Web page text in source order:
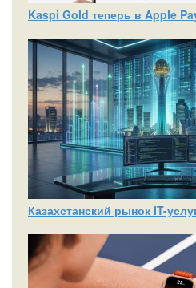
Kaspi Gold теперь в Apple
Казахстанский рынок IT-